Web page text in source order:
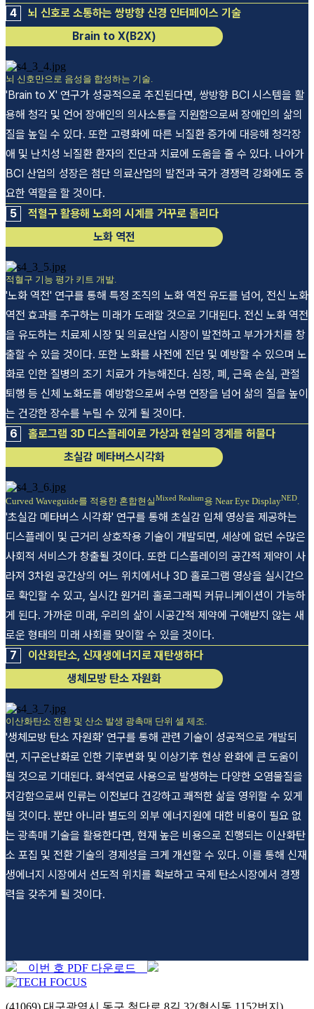
4
뇌 신호로 소통하는 쌍방향 신경 인터페이스 기술
Brain to X(B2X)
뇌 신호만으로 음성을 합성하는 기술.
'Brain to X' 연구가 성공적으로 추진된다면, 쌍방향 BCI 시스템을 활
용해 청각 및 언어 장애인의 의사소통을 지원함으로써 장애인의 삶의
질을 높일 수 있다. 또한 고령화에 따른 뇌질환 증가에 대응해 청각장
애 및 난치성 뇌질환 환자의 진단과 치료에 도움을 줄 수 있다. 나아가
BCI 산업의 성장은 첨단 의료산업의 발전과 국가 경쟁력 강화에도 중
요한 역할을 할 것이다.
5
적혈구 활용해 노화의 시계를 거꾸로 돌리다
노화 역전
적혈구 기능 평가 키트 개발.
'노화 역전' 연구를 통해 특정 조직의 노화 역전 유도를 넘어, 전신 노화
역전 효과를 추구하는 미래가 도래할 것으로 기대된다. 전신 노화 역전
을 유도하는 치료제 시장 및 의료산업 시장이 발전하고 부가가치를 창
출할 수 있을 것이다. 또한 노화를 사전에 진단 및 예방할 수 있으며 노
화로 인한 질병의 조기 치료가 가능해진다. 심장, 폐, 근육 손실, 관절
퇴행 등 신체 노화도를 예방함으로써 수명 연장을 넘어 삶의 질을 높이
는 건강한 장수를 누릴 수 있게 될 것이다.
6
홀로그램 3D 디스플레이로 가상과 현실의 경계를 허물다
초실감 메타버스시각화
Curved Waveguide를 적용한 혼합현실Mixed Realism용 Near Eye DisplayNED.
'초실감 메타버스 시각화' 연구를 통해 초실감 입체 영상을 제공하는
디스플레이 및 근거리 상호작용 기술이 개발되면, 세상에 없던 수많은
사회적 서비스가 창출될 것이다. 또한 디스플레이의 공간적 제약이 사
라져 3차원 공간상의 어느 위치에서나 3D 홀로그램 영상을 실시간으
로 확인할 수 있고, 실시간 원거리 홀로그래픽 커뮤니케이션이 가능하
게 된다. 가까운 미래, 우리의 삶이 시공간적 제약에 구애받지 않는 새
로운 형태의 미래 사회를 맞이할 수 있을 것이다.
7
이산화탄소, 신재생에너지로 재탄생하다
생체모방 탄소 자원화
이산화탄소 전환 및 산소 발생 광촉매 단위 셀 제조.
'생체모방 탄소 자원화' 연구를 통해 관련 기술이 성공적으로 개발되
면, 지구온난화로 인한 기후변화 및 이상기후 현상 완화에 큰 도움이
될 것으로 기대된다. 화석연료 사용으로 발생하는 다양한 오염물질을
저감함으로써 인류는 이전보다 건강하고 쾌적한 삶을 영위할 수 있게
될 것이다. 뿐만 아니라 별도의 외부 에너지원에 대한 비용이 필요 없
는 광촉매 기술을 활용한다면, 현재 높은 비용으로 진행되는 이산화탄
소 포집 및 전환 기술의 경제성을 크게 개선할 수 있다. 이를 통해 신재
생에너지 시장에서 선도적 위치를 확보하고 국제 탄소시장에서 경쟁
력을 갖추게 될 것이다.
이번 호 PDF 다운로드